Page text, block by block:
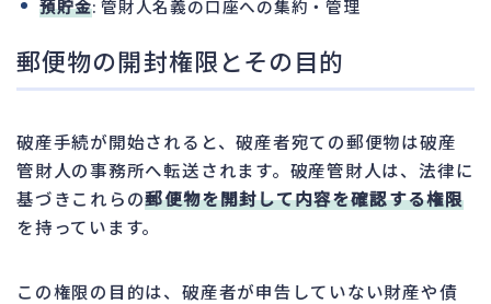
預貯金: 管財人名義の口座への集約・管理
郵便物の開封権限とその目的
破産手続が開始されると、破産者宛ての郵便物は破産
管財人の事務所へ転送されます。破産管財人は、法律に
基づきこれらの郵便物を開封して内容を確認する権限
を持っています。
この権限の目的は、破産者が申告していない財産や債